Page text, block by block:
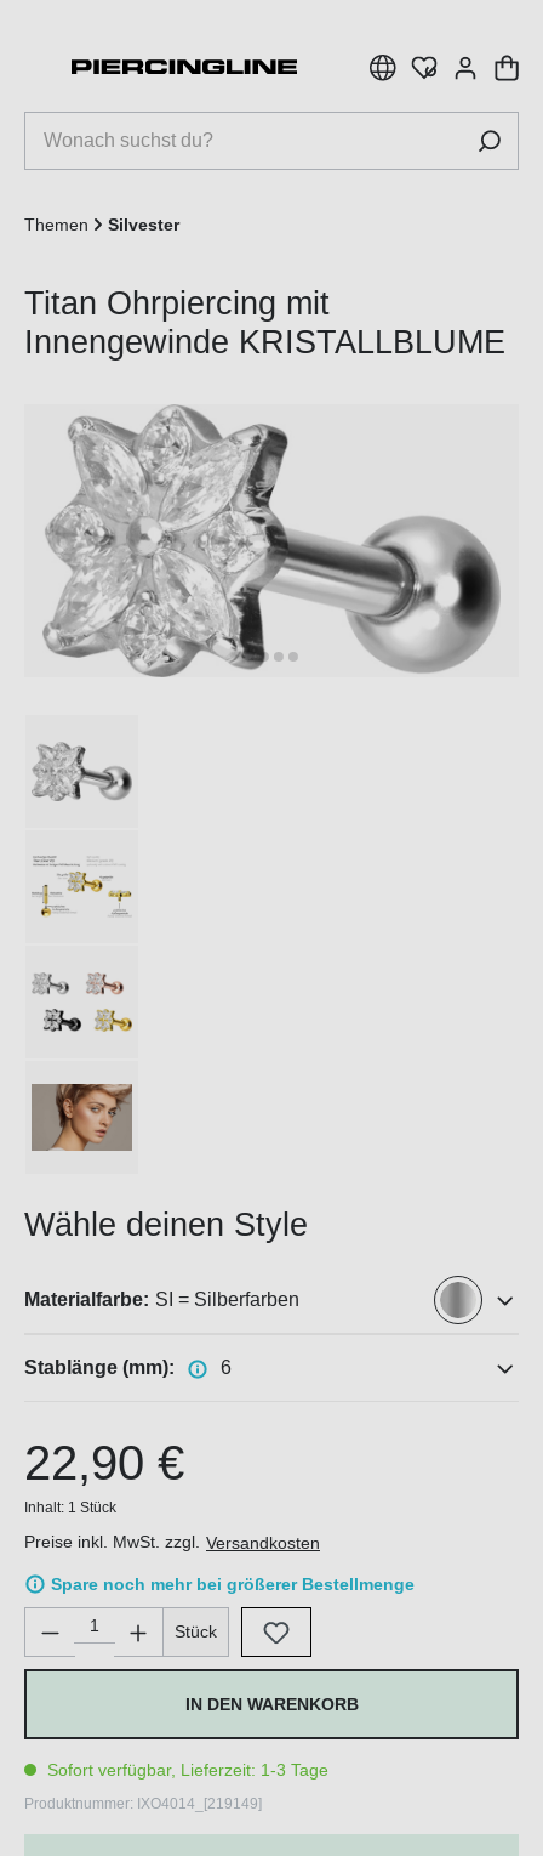
Themen Silvester
Titan Ohrpiercing mit
Innengewinde KRISTALLBLUME
Wähle deinen Style
Materialfarbe: SI = Silberfarben
Stablänge (mm): 6
22,90 €
Inhalt: 1 Stück
Preise inkl. MwSt. zzgl. Versandkosten
Spare noch mehr bei größerer Bestellmenge
Produkt Anzahl: Gib den gewünschten Wert ein oder
Stück
IN DEN WARENKORB
Sofort verfügbar, Lieferzeit: 1-3 Tage
Produktnummer: IXO4014_[219149]